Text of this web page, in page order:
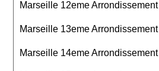
Marseille 12eme Arrondissement
Marseille 13eme Arrondissement
Marseille 14eme Arrondissement